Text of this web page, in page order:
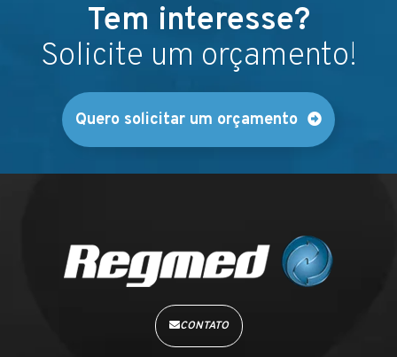
Tem interesse?
Solicite um orçamento!
Quero solicitar um orçamento
CONTATO